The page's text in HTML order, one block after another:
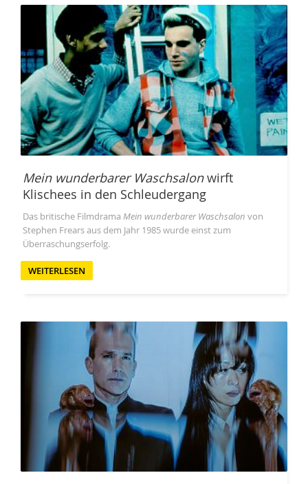
Mein wunderbarer Waschsalonwirft
Klischees in den Schleudergang
Das britische Filmdrama Mein wunderbarer Waschsalon von
Stephen Frears aus dem Jahr 1985 wurde einst zum
Überraschungserfolg.
WEITERLESEN